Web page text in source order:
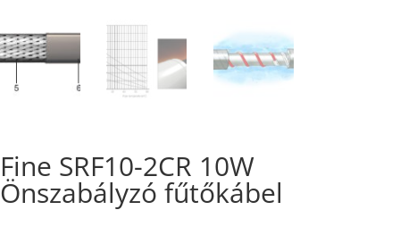
Fine SRF10-2CR 10W
Önszabályzó fűtőkábel